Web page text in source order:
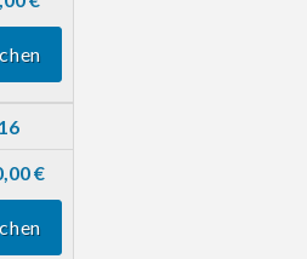
16
€